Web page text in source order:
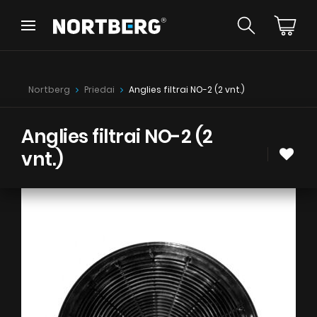
Wróć
Erdviniai gartraukiai
Sieniniai gartraukiai
Įmontuojami gartraukiai
Retro gartraukiai
Lubiniai gartraukiai
Kamino tipo gartraukiai
Integruoti gartraukiai
Priedai gartraukiams
Spalvų pavyzdžiai
Wróć
Instrukcijos
Nortberg Priedai Anglies filtrai NO-2 (2 vnt.)
Anglies filtrai NO-2 (2
vnt.)